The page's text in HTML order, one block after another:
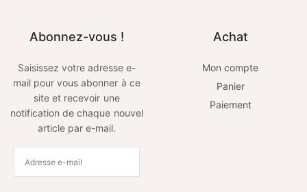
Abonnez-vous !
Saisissez votre adresse e-
mail pour vous abonner à ce
site et recevoir une
notification de chaque nouvel
article par e-mail.
Achat
Mon compte
Panier
Paiement